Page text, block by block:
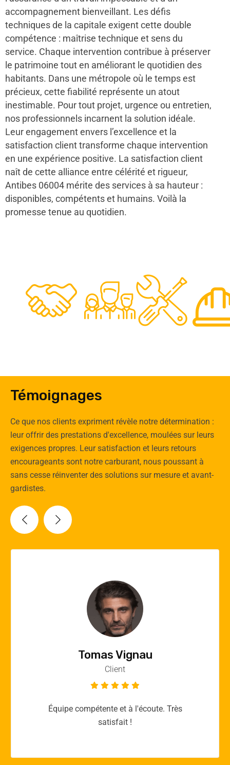
accompagnement bienveillant. Les défis
techniques de la capitale exigent cette double
compétence : maîtrise technique et sens du
service. Chaque intervention contribue à préserver
le patrimoine tout en améliorant le quotidien des
habitants. Dans une métropole où le temps est
précieux, cette fiabilité représente un atout
inestimable. Pour tout projet, urgence ou entretien,
nos professionnels incarnent la solution idéale.
Leur engagement envers l’excellence et la
satisfaction client transforme chaque intervention
en une expérience positive. La satisfaction client
naît de cette alliance entre célérité et rigueur,
Antibes 06004 mérite des services à sa hauteur :
disponibles, compétents et humains. Voilà la
promesse tenue au quotidien.
48
0
50
Experts
Témoignages
Ce que nos clients expriment révèle notre détermination :
leur offrir des prestations d'excellence, moulées sur leurs
exigences propres. Leur satisfaction et leurs retours
encourageants sont notre carburant, nous poussant à
sans cesse réinventer des solutions sur mesure et avant-
gardistes.
Vincent Quere
Client
Merci yellow365.work pour votre expertise!